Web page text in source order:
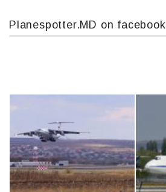
o
o
в
и
Planespotter.MD on facebook